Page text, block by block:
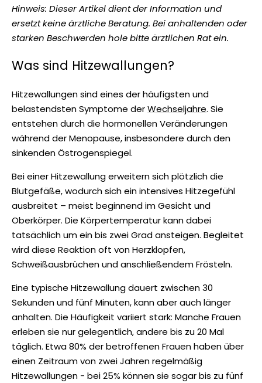
Hinweis: Dieser Artikel dient der Information und
ersetzt keine ärztliche Beratung. Bei anhaltenden oder
starken Beschwerden hole bitte ärztlichen Rat ein.
Was sind Hitzewallungen?
Hitzewallungen sind eines der häufigsten und
belastendsten Symptome derWechseljahre. Sie
entstehen durch die hormonellen Veränderungen
während der Menopause, insbesondere durch den
sinkenden Östrogenspiegel.
Bei einer Hitzewallung erweitern sich plötzlich die
Blutgefäße, wodurch sich ein intensives Hitzegefühl
ausbreitet – meist beginnend im Gesicht und
Oberkörper. Die Körpertemperatur kann dabei
tatsächlich um ein bis zwei Grad ansteigen. Begleitet
wird diese Reaktion oft von Herzklopfen,
Schweißausbrüchen und anschließendem Frösteln.
Eine typische Hitzewallung dauert zwischen 30
Sekunden und fünf Minuten, kann aber auch länger
anhalten. Die Häufigkeit variiert stark: Manche Frauen
erleben sie nur gelegentlich, andere bis zu 20 Mal
täglich. Etwa 80% der betroffenen Frauen haben über
einen Zeitraum von zwei Jahren regelmäßig
Hitzewallungen - bei 25% können sie sogar bis zu fünf